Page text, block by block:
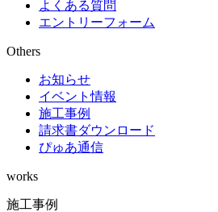
よくある質問
エントリーフォーム
Others
お知らせ
イベント情報
施工事例
請求書ダウンロード
ぴゅあ通信
works
施工事例